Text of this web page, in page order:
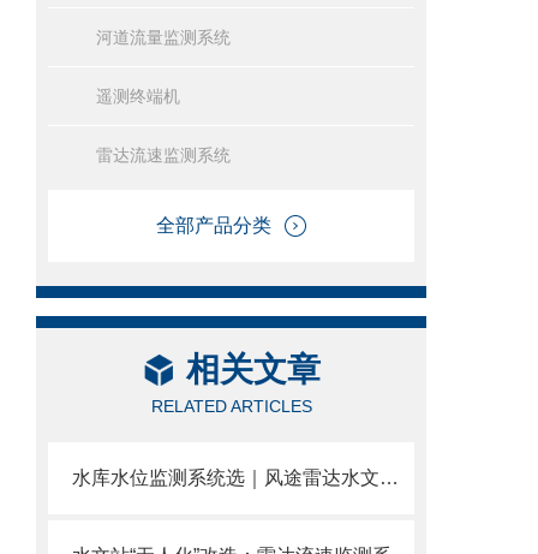
河道流量监测系统
遥测终端机
雷达流速监测系统
全部产品分类
相关文章
RELATED ARTICLES
水库水位监测系统选｜风途雷达水文系统，非接触水位+雨量+流量一体。